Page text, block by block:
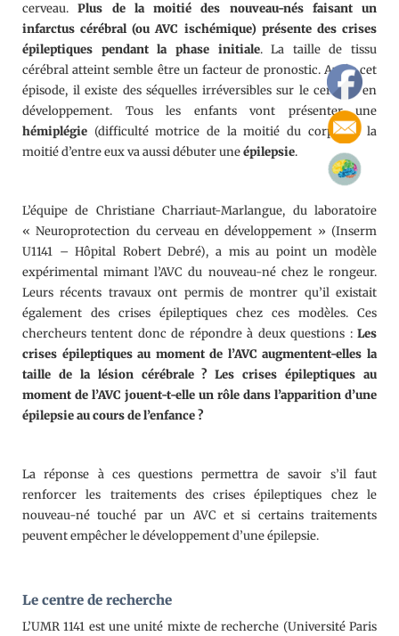
cerveau.Plus de la moitié des nouveau-nés faisant un
infarctus cérébral (ou AVC ischémique) présente des crises
épileptiques pendant la phase initiale. La taille de tissu
cérébral atteint semble être un facteur de pronostic. Après cet
épisode, il existe des séquelles irréversibles sur le cerveau en
développement. Tous les enfants vont présenter une
hémiplégie (difficulté motrice de la moitié du corps) et la
moitié d’entre eux va aussi débuter uneépilepsie.
L’équipe de Christiane Charriaut-Marlangue, du laboratoire
« Neuroprotection du cerveau en développement » (Inserm
U1141 – Hôpital Robert Debré), a mis au point un modèle
expérimental mimant l’AVC du nouveau-né chez le rongeur.
Leurs récents travaux ont permis de montrer qu’il existait
également des crises épileptiques chez ces modèles. Ces
chercheurs tentent donc de répondre à deux questions : Les
crises épileptiques au moment de l’AVC augmentent-elles la
taille de la lésion cérébrale ? Les crises épileptiques au
moment de l’AVC jouent-t-elle un rôle dans l’apparition d’une
épilepsie au cours de l’enfance ?
La réponse à ces questions permettra de savoir s’il faut
renforcer les traitements des crises épileptiques chez le
nouveau-né touché par un AVC et si certains traitements
peuvent empêcher le développement d’une épilepsie.
Le centre de recherche
L’UMR 1141 est une unité mixte de recherche (Université Paris